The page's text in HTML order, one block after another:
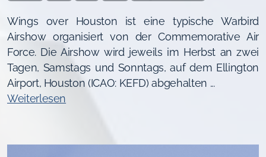
Wings over Houston ist eine typische Warbird
Airshow organisiert von der Commemorative Air
Force. Die Airshow wird jeweils im Herbst an zwei
Tagen, Samstags und Sonntags, auf dem Ellington
Airport, Houston (ICAO: KEFD) abgehalten ...
Weiterlesen